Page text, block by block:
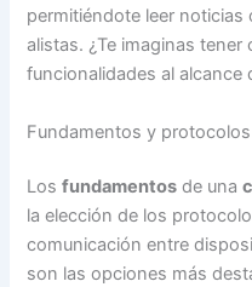
permitiéndote leer
alistas. ¿Te imaginas
funcionalidades al alcance
Fundamentos y
Losfundamentos de una
la elección de los
comunicación entre
son las opciones más